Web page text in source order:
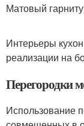
Матовый
Интерьеры
реализации на
Перегородки
Использование